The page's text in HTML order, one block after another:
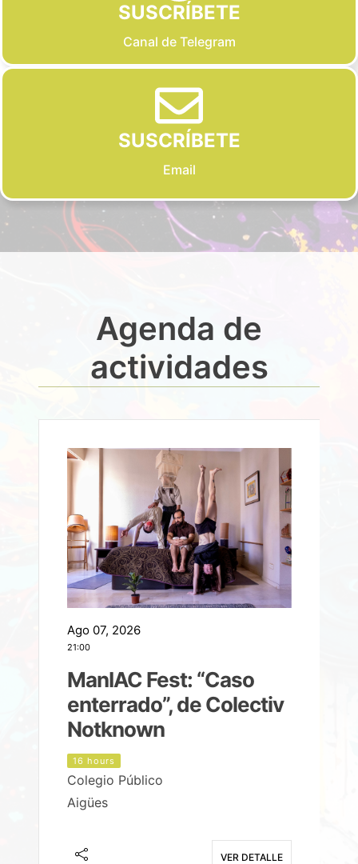
SUSCRÍBETE
Canal de Telegram
SUSCRÍBETE
Email
Agenda de
actividades
Ago 07, 2026
21:00
ManIAC Fest: “Caso
enterrado”, de Colectiv
Notknown
16 hours
Colegio Público
Aigües
VER DETALLE